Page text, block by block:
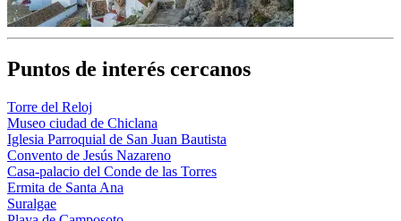
Puntos de interés cercanos
Torre del Reloj
Museo ciudad de Chiclana
Iglesia Parroquial de San Juan Bautista
Convento de Jesús Nazareno
Casa-palacio del Conde de las Torres
Ermita de Santa Ana
Suralgae